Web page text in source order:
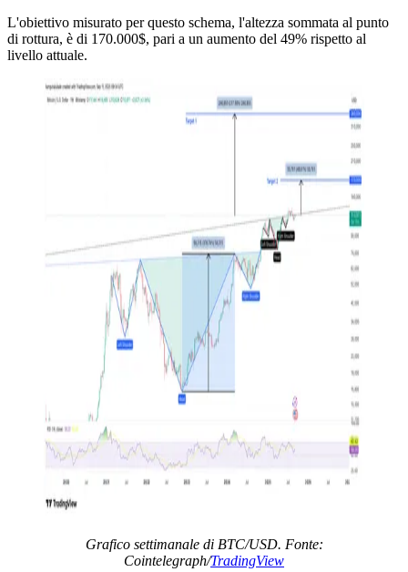
L'obiettivo misurato per questo schema, l'altezza sommata al punto
di rottura, è di 170.000$, pari a un aumento del 49% rispetto al
livello attuale.
Grafico settimanale di BTC/USD. Fonte:
Cointelegraph/TradingView